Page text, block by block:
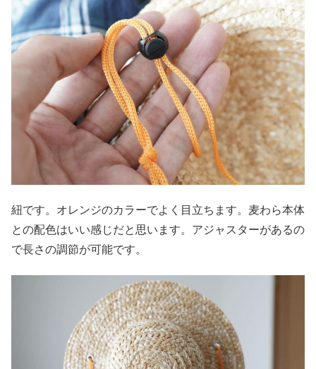
紐です。オレンジのカラーでよく目立ちます。麦わら本体
との配色はいい感じだと思います。アジャスターがあるの
で長さの調節が可能です。